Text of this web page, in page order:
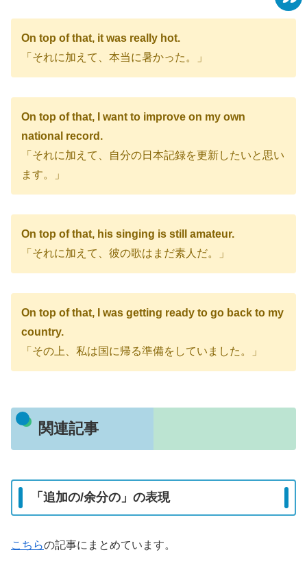
On top of that, it was really hot.
「それに加えて、本当に暑かった。」
On top of that, I want to improve on my own
national record.
「それに加えて、自分の日本記録を更新したいと思い
ます。」
On top of that, his singing is still amateur.
「それに加えて、彼の歌はまだ素人だ。」
On top of that, I was getting ready to go back to my
country.
「その上、私は国に帰る準備をしていました。」
関連記事
「追加の/余分の」の表現
こちらの記事にまとめています。